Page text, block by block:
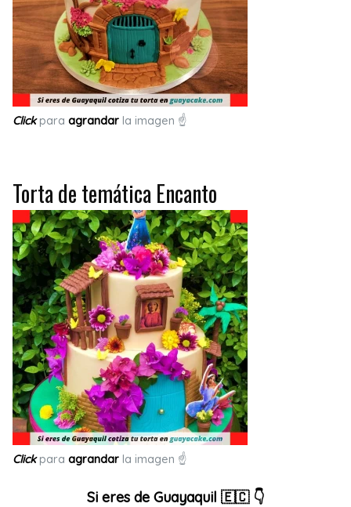
Clickpara agrandar la imagen ☝
Torta de temática Encanto
Clickpara agrandar la imagen ☝
Si eres de Guayaquil 🇪🇨 👇